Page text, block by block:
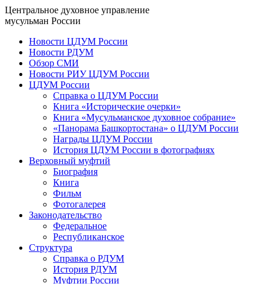
Центральное духовное управление
мусульман России
Новости ЦДУМ России
Новости РДУМ
Обзор СМИ
Новости РИУ ЦДУМ России
ЦДУМ России
Справка о ЦДУМ России
Книга «Исторические очерки»
Книга «Мусульманское духовное собрание»
«Панорама Башкортостана» о ЦДУМ России
Награды ЦДУМ России
История ЦДУМ России в фотографиях
Верховный муфтий
Биография
Книга
Фильм
Фотогалерея
Законодательство
Федеральное
Республиканское
Структура
Справка о РДУМ
История РДУМ
Муфтии России